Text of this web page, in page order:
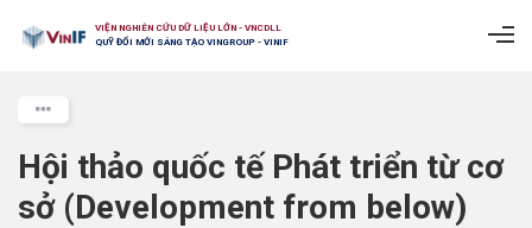
VIỆN NGHIÊN CỨU DỮ LIỆU LỚN - VNCDLL
QUỸ ĐỔI MỚI SÁNG TẠO VINGROUP - VINIF
Hội thảo quốc tế Phát triển từ cơ
sở (Development from below)